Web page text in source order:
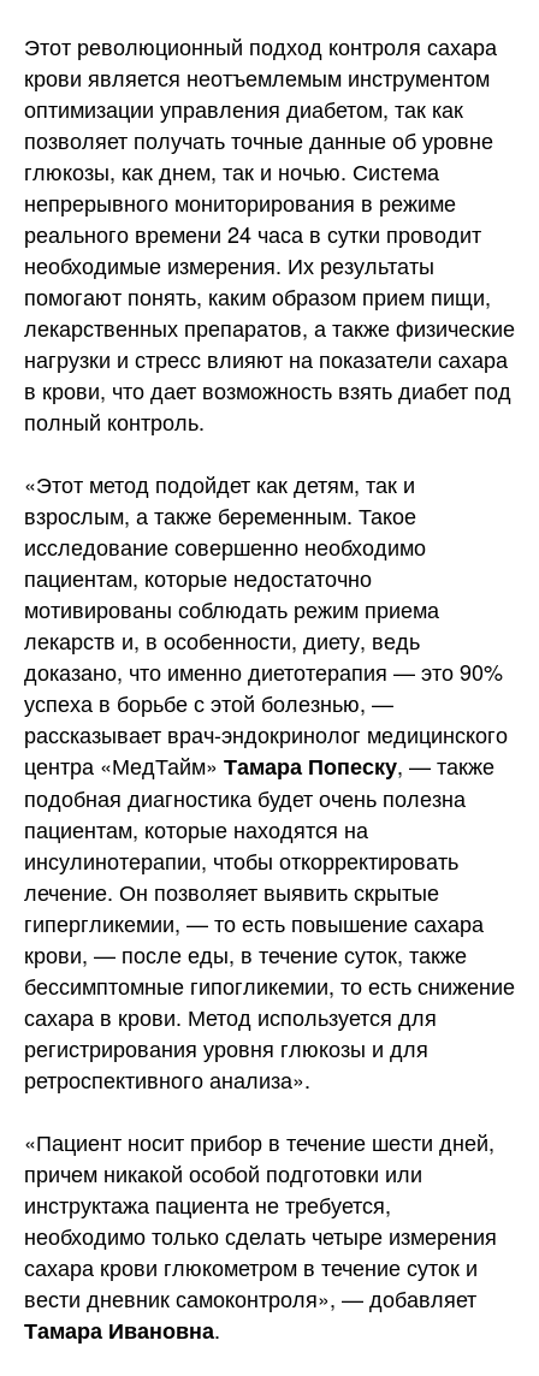
Этот революционный подход контроля сахара
крови является неотъемлемым инструментом
оптимизации управления диабетом, так как
позволяет получать точные данные об уровне
глюкозы, как днем, так и ночью. Система
непрерывного мониторирования в режиме
реального времени 24 часа в сутки проводит
необходимые измерения. Их результаты
помогают понять, каким образом прием пищи,
лекарственных препаратов, а также физические
нагрузки и стресс влияют на показатели сахара
в крови, что дает возможность взять диабет под
полный контроль.
«Этот метод подойдет как детям, так и
взрослым, а также беременным. Такое
исследование совершенно необходимо
пациентам, которые недостаточно
мотивированы соблюдать режим приема
лекарств и, в особенности, диету, ведь
доказано, что именно диетотерапия — это 90%
успеха в борьбе с этой болезнью, —
рассказывает врач-эндокринолог медицинского
центра «МедТайм» Тамара Попеску, — также
подобная диагностика будет очень полезна
пациентам, которые находятся на
инсулинотерапии, чтобы откорректировать
лечение. Он позволяет выявить скрытые
гипергликемии, — то есть повышение сахара
крови, — после еды, в течение суток, также
бессимптомные гипогликемии, то есть снижение
сахара в крови. Метод используется для
регистрирования уровня глюкозы и для
ретроспективного анализа».
«Пациент носит прибор в течение шести дней,
причем никакой особой подготовки или
инструктажа пациента не требуется,
необходимо только сделать четыре измерения
сахара крови глюкометром в течение суток и
вести дневник самоконтроля», — добавляет
Тамара Ивановна.